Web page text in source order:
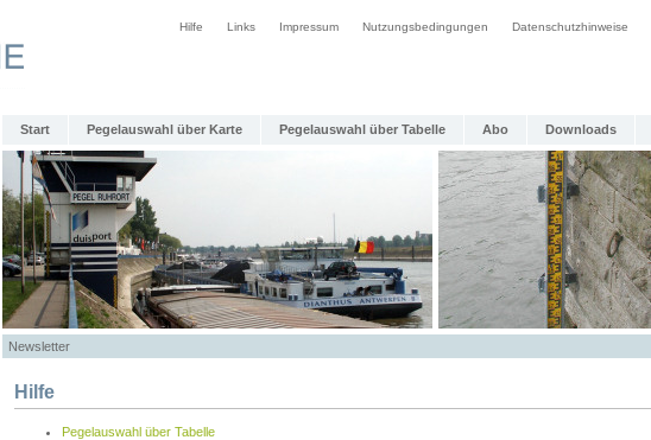
Hilfe Links Impressum Nutzungsbedingungen Datenschutzhinweise
Start Pegelauswahl über Karte Pegelauswahl über Tabelle Abo Downloads
Newsletter
Hilfe
Pegelauswahl über Tabelle